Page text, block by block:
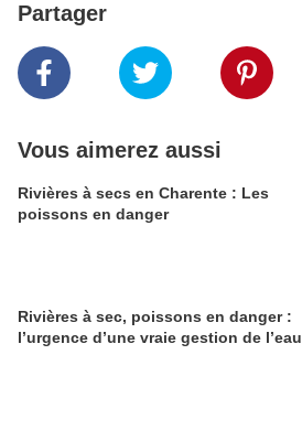
Partager
Vous aimerez aussi
Rivières à secs en Charente : Les
poissons en danger
Rivières à sec, poissons en danger :
l’urgence d’une vraie gestion de l’eau